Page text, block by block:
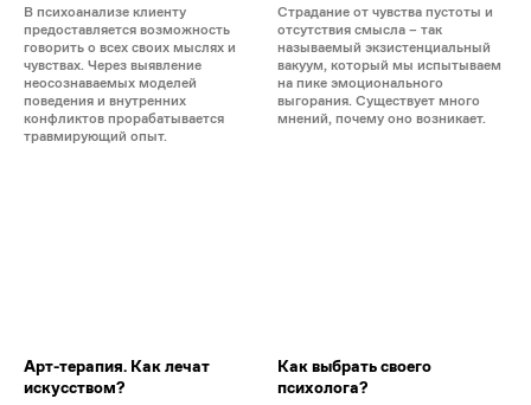
В психоанализе клиенту
предоставляется возможность
говорить о всех своих мыслях и
чувствах. Через выявление
неосознаваемых моделей
поведения и внутренних
конфликтов прорабатывается
травмирующий опыт.
Страдание от чувства пустоты и
отсутствия смысла – так
называемый экзистенциальный
вакуум, который мы испытываем
на пике эмоционального
выгорания. Существует много
мнений, почему оно возникает.
Арт-терапия. Как лечат
искусством?
Как выбрать своего
психолога?